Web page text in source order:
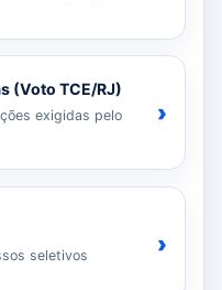
(Voto TCE/RJ)
exigidas pelo
›
seletivos ›